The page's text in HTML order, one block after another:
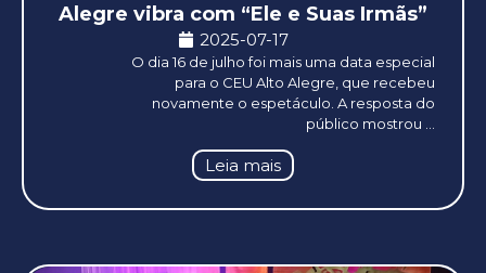
Alegre vibra com “Ele e Suas Irmãs”
2025-07-17
O dia 16 de julho foi mais uma data especial
para o CEU Alto Alegre, que recebeu
novamente o espetáculo. A resposta do
público mostrou ...
Leia mais